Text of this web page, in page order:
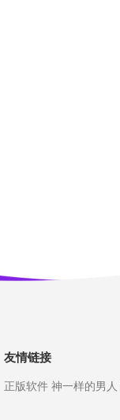
友情链接
正版软件 神一样的男人